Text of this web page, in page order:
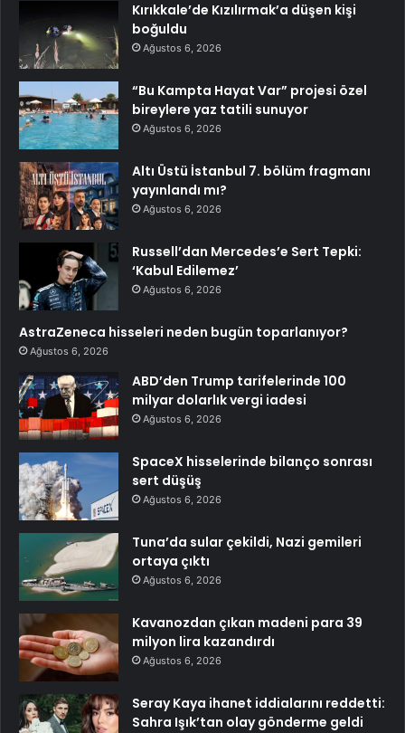
Kırıkkale’de Kızılırmak’a düşen kişi
boğuldu
Ağustos 6, 2026
“Bu Kampta Hayat Var” projesi özel
bireylere yaz tatili sunuyor
Ağustos 6, 2026
Altı Üstü İstanbul 7. bölüm fragmanı
yayınlandı mı?
Ağustos 6, 2026
Russell’dan Mercedes’e Sert Tepki:
‘Kabul Edilemez’
Ağustos 6, 2026
AstraZeneca hisseleri neden bugün toparlanıyor?
Ağustos 6, 2026
ABD’den Trump tarifelerinde 100
milyar dolarlık vergi iadesi
Ağustos 6, 2026
SpaceX hisselerinde bilanço sonrası
sert düşüş
Ağustos 6, 2026
Tuna’da sular çekildi, Nazi gemileri
ortaya çıktı
Ağustos 6, 2026
Kavanozdan çıkan madeni para 39
milyon lira kazandırdı
Ağustos 6, 2026
Seray Kaya ihanet iddialarını reddetti:
Sahra Işık’tan olay gönderme geldi